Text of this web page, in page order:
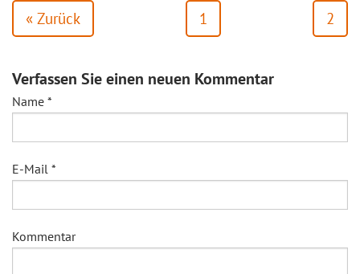
« Zurück 1 2
Verfassen Sie einen neuen Kommentar
Name *
E-Mail *
Kommentar